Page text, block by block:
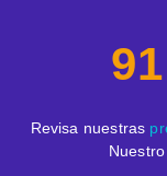
Revisa nuestras